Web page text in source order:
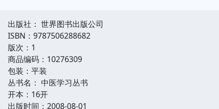
出版社： 世界图书出版公司
ISBN：9787506288682
版次：1
商品编码：10276309
包装：平装
丛书名： 中医学习丛书
开本：16开
出版时间：2008-08-01